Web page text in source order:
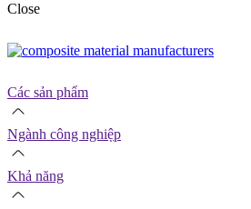
Close
Các sản phẩm
Ngành công nghiệp
Khả năng